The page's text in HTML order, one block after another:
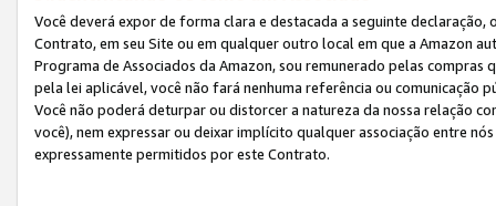
Você deverá expor de forma clara e destacada a seguinte
Contrato, em seu Site ou em qualquer outro local em que a Amazon
Programa de Associados da Amazon, sou remunerado pelas
pela lei aplicável, você não fará nenhuma referência ou comunicação
Você não poderá deturpar ou distorcer a natureza da nossa relação
você), nem expressar ou deixar implícito qualquer associação entre
expressamente permitidos por este Contrato.